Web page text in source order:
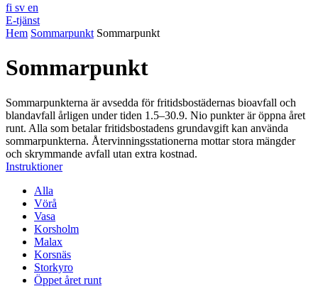
fi sv en
E-tjänst
Hem Sommarpunkt Sommarpunkt
Sommarpunkt
Sommarpunkterna är avsedda för fritidsbostädernas bioavfall och
blandavfall årligen under tiden 1.5–30.9. Nio punkter är öppna året
runt. Alla som betalar fritidsbostadens grundavgift kan använda
sommarpunkterna. Återvinningsstationerna mottar stora mängder
och skrymmande avfall utan extra kostnad.
Instruktioner
Alla
Vörå
Vasa
Korsholm
Malax
Korsnäs
Storkyro
Öppet året runt